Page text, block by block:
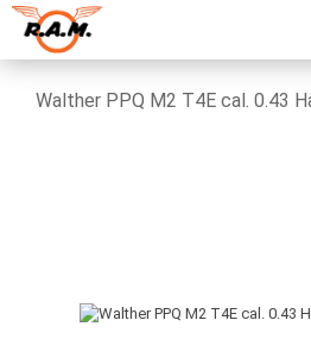
Walther PPQ M2 T4E cal. 0.43